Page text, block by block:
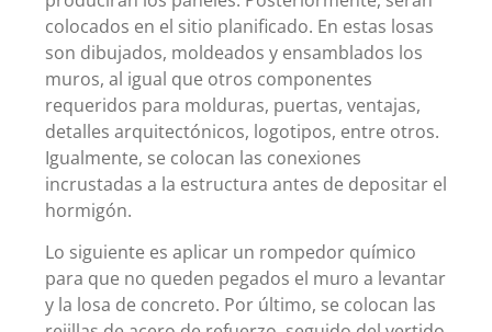
colocados en el sitio planificado. En estas losas
son dibujados, moldeados y ensamblados los
muros, al igual que otros componentes
requeridos para molduras, puertas, ventajas,
detalles arquitectónicos, logotipos, entre otros.
Igualmente, se colocan las conexiones
incrustadas a la estructura antes de depositar el
hormigón.
Lo siguiente es aplicar un rompedor químico
para que no queden pegados el muro a levantar
y la losa de concreto. Por último, se colocan las